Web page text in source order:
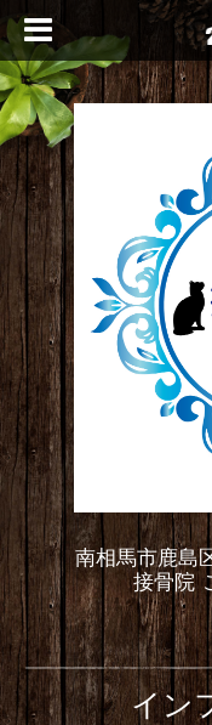
南相馬市鹿島
接骨院
イン